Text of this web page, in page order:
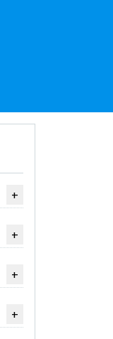
+
+
+
+